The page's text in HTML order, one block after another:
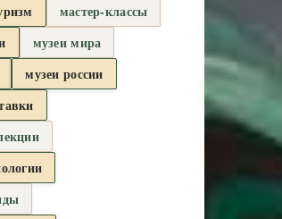
мастер-классы
музеи мира
музеи россии